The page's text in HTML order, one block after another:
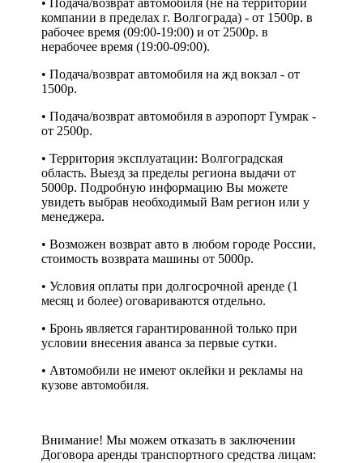
компании в пределах г. Волгограда) - от 1500р. в
рабочее время (09:00-19:00) и от 2500р. в
нерабочее время (19:00-09:00).
• Подача/возврат автомобиля на жд вокзал - от
1500р.
• Подача/возврат автомобиля в аэропорт Гумрак -
от 2500р.
• Территория эксплуатации: Волгоградская
область. Выезд за пределы региона выдачи от
5000р. Подробную информацию Вы можете
увидеть выбрав необходимый Вам регион или у
менеджера.
• Возможен возврат авто в любом городе России,
стоимость возврата машины от 5000р.
• Условия оплаты при долгосрочной аренде (1
месяц и более) оговариваются отдельно.
• Бронь является гарантированной только при
условии внесения аванса за первые сутки.
• Автомобили не имеют оклейки и рекламы на
кузове автомобиля.
Внимание! Мы можем отказать в заключении
Договора аренды транспортного средства лицам: